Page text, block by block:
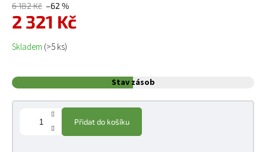
6 182 Kč –62 %
2 321 Kč
Měrná cena:
Skladem (>5 ks)
Stav zásob
Přidat do košíku